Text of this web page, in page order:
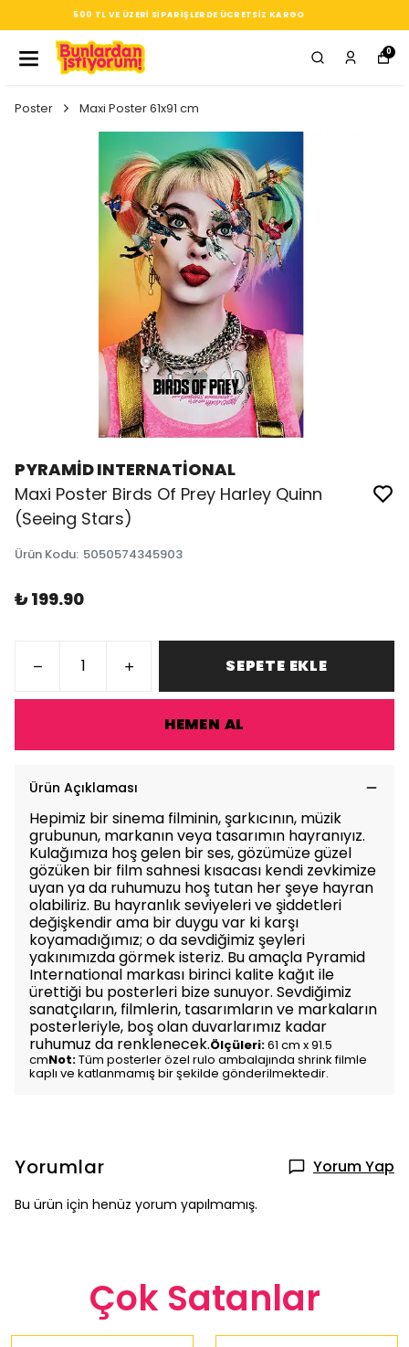
SEÇTIĞIN HER ÜRÜN, TARZINA DAIR KÜÇÜK BIR IMZA
0
Poster Maxi Poster 61x91 cm
PYRAMİD INTERNATİONAL
Maxi Poster Birds Of Prey Harley Quinn
(Seeing Stars)
Ürün Kodu: 5050574345903
₺ 199.90
SEPETE EKLE
HEMEN AL
Ürün Açıklaması
Hepimiz bir sinema filminin, şarkıcının, müzik
grubunun, markanın veya tasarımın hayranıyız.
Kulağımıza hoş gelen bir ses, gözümüze güzel
gözüken bir film sahnesi kısacası kendi zevkimize
uyan ya da ruhumuzu hoş tutan her şeye hayran
olabiliriz. Bu hayranlık seviyeleri ve şiddetleri
değişkendir ama bir duygu var ki karşı
koyamadığımız; o da sevdiğimiz şeyleri
yakınımızda görmek isteriz. Bu amaçla Pyramid
International markası birinci kalite kağıt ile
ürettiği bu posterleri bize sunuyor. Sevdiğimiz
sanatçıların, filmlerin, tasarımların ve markaların
posterleriyle, boş olan duvarlarımız kadar
ruhumuz da renklenecek.Ölçüleri:61 cm x 91.5
cmNot:Tüm posterler özel rulo ambalajında shrink filmle
kaplı ve katlanmamış bir şekilde gönderilmektedir.
Yorumlar Yorum Yap
Bu ürün için henüz yorum yapılmamış.
Çok Satanlar